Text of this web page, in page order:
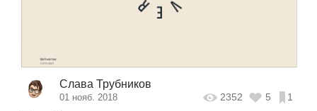
Слава Трубников
01 нояб. 2018 2352 5 1